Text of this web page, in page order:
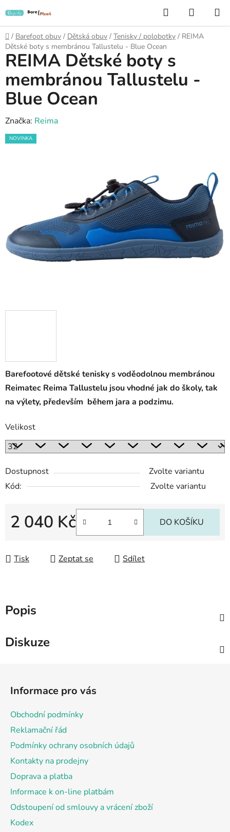
na
obsah
Hledat
KOŠÍK
Domů
/ Barefoot obuv / Dětská obuv / Tenisky / polobotky / REIMA
Dětské boty s membránou Tallustelu - Blue Ocean
Barefootové dětské tenisky s voděodolnou membránou
Reimatec Reima Tallustelu jsou vhodné jak do školy, tak
na výlety, především během jara a podzimu.
Velikost
Dostupnost
Zvolte variantu
Kód:
Zvolte variantu
2 040 Kč DO KOŠÍKU
Tisk Zeptat se Sdílet
REIMA Dětské boty s
membránou Tallustelu -
Blue Ocean
Značka: Reima
NOVINKA
Popis
Diskuze
Informace pro vás
Obchodní podmínky
Reklamační řád
Podmínky ochrany osobních údajů
Kontakty na prodejny
Doprava a platba
Informace k on-line platbám
Odstoupení od smlouvy a vrácení zboží
Kodex